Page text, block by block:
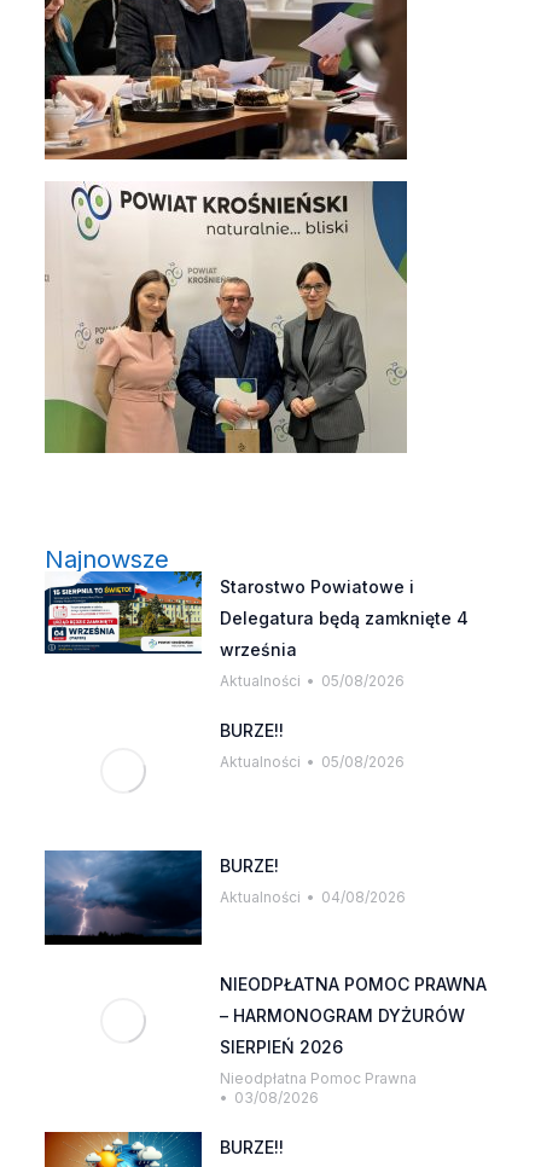
Najnowsze
Starostwo Powiatowe i
Delegatura będą zamknięte 4
września
Aktualności 05/08/2026
BURZE!!
Aktualności 05/08/2026
BURZE!
Aktualności 04/08/2026
NIEODPŁATNA POMOC PRAWNA
– HARMONOGRAM DYŻURÓW
SIERPIEŃ 2026
Nieodpłatna Pomoc Prawna
03/08/2026
BURZE!!